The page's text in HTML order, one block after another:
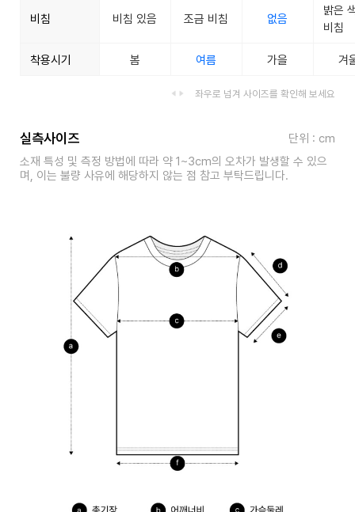
비침 비침 있음 조금 비침 없음
밝은
비침
착용시기 봄 여름 가을 겨
좌우로 넘겨 사이즈를 확인해 보세요
실측사이즈
단위 : cm
소재 특성 및 측정 방법에 따라 약 1~3cm의 오차가 발생할 수 있으
며, 이는 불량 사유에 해당하지 않는 점 참고 부탁드립니다.